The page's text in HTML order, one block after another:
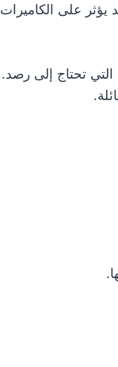
يؤثر على الكاميرات
تحتاج إلى رصد.